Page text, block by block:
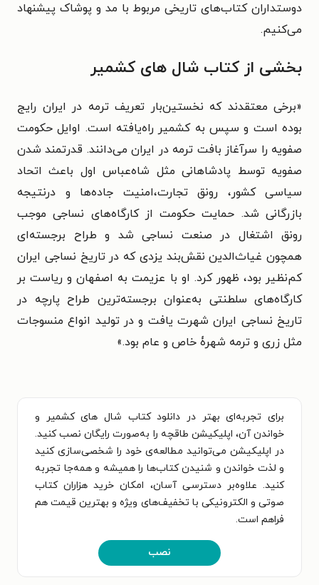
دوستداران کتاب‌های تاریخی مربوط با مد و پوشاک پیشنهاد
می‌کنیم.
بخشی از کتاب شال های کشمیر
«برخی معتقدند که نخستین‌بار تعریف ترمه در ایران رایج
بوده است و سپس به کشمیر راه‌یافته است. اوایل حکومت
صفویه را سرآغاز بافت ترمه در ایران می‌دانند. قدرتمند شدن
صفویه توسط پادشاهانی مثل شاه‌عباس اول باعث اتحاد
سیاسی کشور، رونق تجارت،‌امنیت جاده‌ها و درنتیجه
بازرگانی شد. حمایت حکومت از کارگاه‌های نساجی موجب
رونق اشتغال در صنعت نساجی شد و طراح برجسته‌ای
همچون غیاث‌الدین نقش‌بند یزدی که در تاریخ نساجی ایران
کم‌نظیر بود، ظهور کرد. او با عزیمت به اصفهان و ریاست بر
کارگاه‌های سلطنتی به‌عنوان برجسته‌ترین طراح پارچه در
تاریخ نساجی ایران شهرت یافت و در تولید انواع منسوجات
مثل زری و ترمه شهرۀ خاص و عام بود.»
برای تجربه‌ای بهتر در دانلود کتاب شال های کشمیر و
خواندن آن، اپلیکیشن طاقچه را به‌صورت رایگان نصب کنید.
در اپلیکیشن می‌توانید مطالعه‌ی خود را شخصی‌سازی کنید
و لذت خواندن و شنیدن کتاب‌ها را همیشه و همه‌جا تجربه
کنید. علاوه‌بر دسترسی آسان، امکان خرید هزاران کتاب
صوتی و الکترونیکی با تخفیف‌های ویژه و بهترین قیمت هم
فراهم است.
نصب